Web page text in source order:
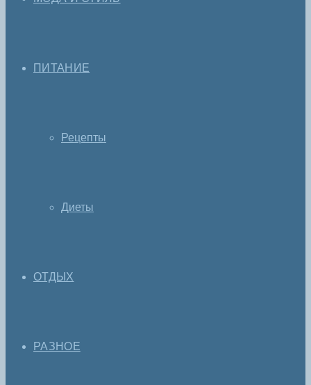
ПИТАНИЕ
Рецепты
Диеты
ОТДЫХ
РАЗНОЕ